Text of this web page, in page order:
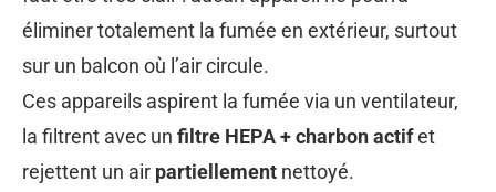
éliminer totalement la fumée en extérieur, surtout
sur un balcon où l’air circule.
Ces appareils aspirent la fumée via un ventilateur,
la filtrent avec un filtre HEPA + charbon actifet
rejettent un air partiellement nettoyé.